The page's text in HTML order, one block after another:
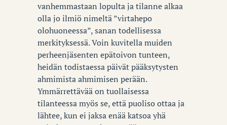
vanhemmastaan lopulta ja tilanne alkaa
olla jo ilmiö nimeltä ”virtahepo
olohuoneessa”, sanan todellisessa
merkityksessä. Voin kuvitella muiden
perheenjäsenten epätoivon tunteen,
heidän todistaessa päivät pääksytysten
ahmimista ahmimisen perään.
Ymmärrettävää on tuollaisessa
tilanteessa myös se, että puoliso ottaa ja
lähtee, kun ei jaksa enää katsoa yhä